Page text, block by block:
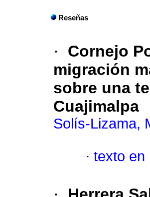
Reseñas
·
Cornejo
migración
sobre una
Cuajimalpa
Solís-Lizama,
· texto en